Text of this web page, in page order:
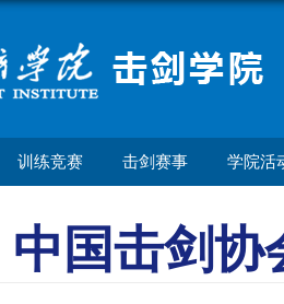
训练竞赛 击剑赛事 学院活
中国击剑协